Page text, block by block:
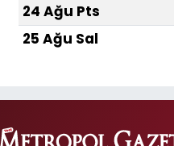
24 Ağu Pts
25 Ağu Sal